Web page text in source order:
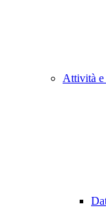
Attività e